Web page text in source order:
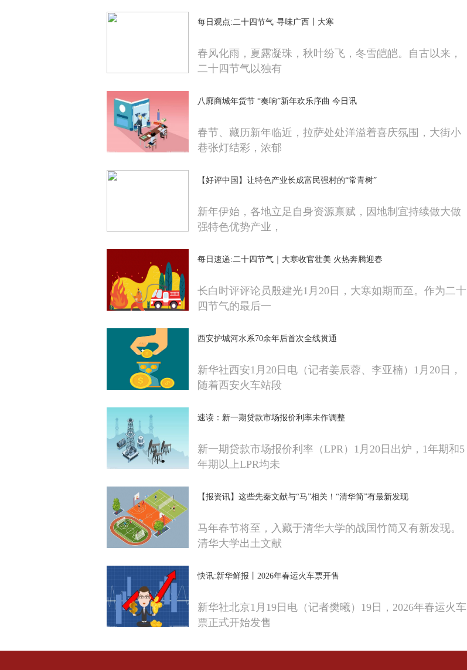
每日观点:二十四节气·寻味广西丨大寒
春风化雨，夏露凝珠，秋叶纷飞，冬雪皑皑。自古以来，
二十四节气以独有
八廓商城年货节 “奏响”新年欢乐序曲 今日讯
春节、藏历新年临近，拉萨处处洋溢着喜庆氛围，大街小
巷张灯结彩，浓郁
【好评中国】让特色产业长成富民强村的“常青树”
新年伊始，各地立足自身资源禀赋，因地制宜持续做大做
强特色优势产业，
每日速递:二十四节气｜大寒收官壮美 火热奔腾迎春
长白时评评论员殷建光1月20日，大寒如期而至。作为二十
四节气的最后一
西安护城河水系70余年后首次全线贯通
新华社西安1月20日电（记者姜辰蓉、李亚楠）1月20日，
随着西安火车站段
速读：新一期贷款市场报价利率未作调整
新一期贷款市场报价利率（LPR）1月20日出炉，1年期和5
年期以上LPR均未
【报资讯】这些先秦文献与“马”相关！“清华简”有最新发现
马年春节将至，入藏于清华大学的战国竹简又有新发现。
清华大学出土文献
快讯:新华鲜报丨2026年春运火车票开售
新华社北京1月19日电（记者樊曦）19日，2026年春运火车
票正式开始发售